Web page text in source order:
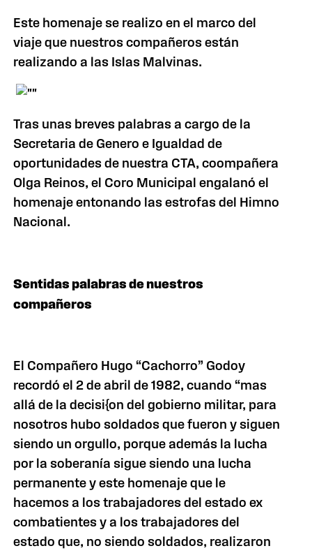
Este homenaje se realizo en el marco del
viaje que nuestros compañeros están
realizando a las Islas Malvinas.
Tras unas breves palabras a cargo de la
Secretaria de Genero e Igualdad de
oportunidades de nuestra CTA, coompañera
Olga Reinos, el Coro Municipal engalanó el
homenaje entonando las estrofas del Himno
Nacional.
Sentidas palabras de nuestros
compañeros
El Compañero Hugo “Cachorro” Godoy
recordó el 2 de abril de 1982, cuando “mas
allá de la decisi{on del gobierno militar, para
nosotros hubo soldados que fueron y siguen
siendo un orgullo, porque además la lucha
por la soberanía sigue siendo una lucha
permanente y este homenaje que le
hacemos a los trabajadores del estado ex
combatientes y a los trabajadores del
estado que, no siendo soldados, realizaron